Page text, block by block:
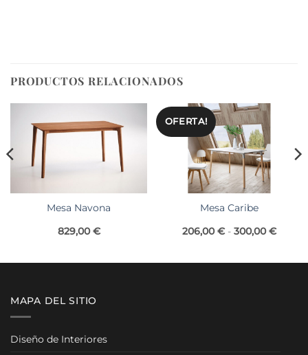
PRODUCTOS RELACIONADOS
Mesa Navona
829,00€
OFERTA!
Mesa Caribe
206,00€ - 300,00€Rango
€
MAPA DEL SITIO
Diseño de Interiores